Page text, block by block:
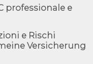
per recepimento
approvata oggi la
della responsabilità
professionale e
e Rischi
Versicherung